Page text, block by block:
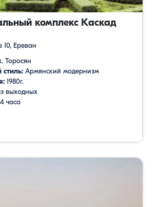
комплекс Каскад
10, Ереван
Торосян
Армянский модернизм
1980г.
выходных
часа